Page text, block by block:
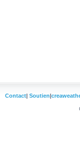
Contact| Soutien|